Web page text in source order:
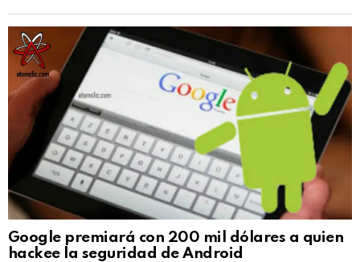
Google premiará con 200 mil dólares a quien
hackee la seguridad de Android